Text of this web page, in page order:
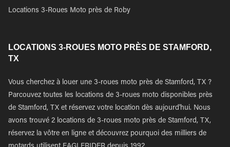
Locations 3-Roues Moto près de Roby
LOCATIONS 3-ROUES MOTO PRÈS DE STAMFORD,
TX
Vous cherchez à louer une 3-roues moto près de Stamford, TX ?
Parcouvez toutes les locations de 3-roues moto disponibles près
de Stamford, TX et réservez votre location dès aujourd'hui. Nous
avons trouvé 2 locations de 3-roues moto près de Stamford, TX,
réservez la vôtre en ligne et découvrez pourquoi des milliers de